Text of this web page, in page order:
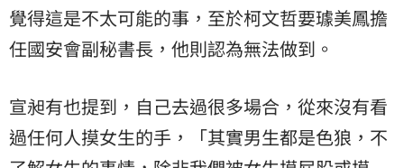
覺得這是不太可能的事，至於柯文哲要璩美鳳擔
任國安會副秘書長，他則認為無法做到。
宣昶有也提到，自己去過很多場合，從來沒有看
過任何人摸女生的手，「其實男生都是色狼，不